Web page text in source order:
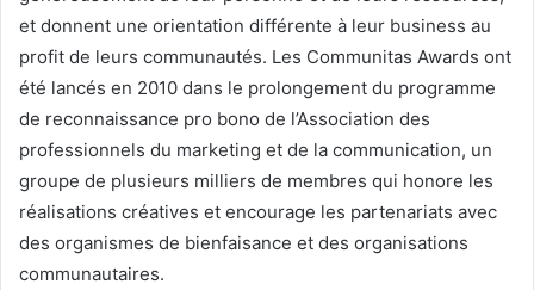
et donnent une orientation différente à leur business au
profit de leurs communautés. Les Communitas Awards ont
été lancés en 2010 dans le prolongement du programme
de reconnaissance pro bono de l’Association des
professionnels du marketing et de la communication, un
groupe de plusieurs milliers de membres qui honore les
réalisations créatives et encourage les partenariats avec
des organismes de bienfaisance et des organisations
communautaires.